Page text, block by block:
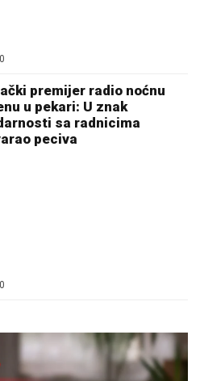
0
premijer radio noćnu
u pekari: U znak
sa radnicima
peciva
0